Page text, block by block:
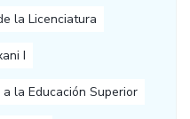
la Licenciatura
I
la Educación Superior